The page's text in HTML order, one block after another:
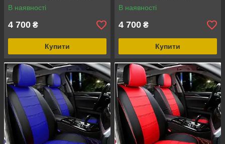
В наявності
4 700 ₴
Купити
В наявності
4 700 ₴
Купити